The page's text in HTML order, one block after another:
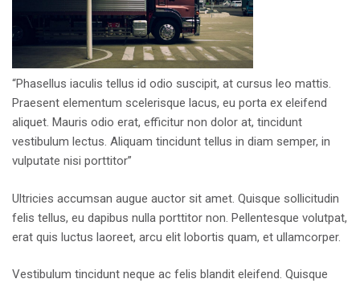
“Phasellus iaculis tellus id odio suscipit, at cursus leo mattis.
Praesent elementum scelerisque lacus, eu porta ex eleifend
aliquet. Mauris odio erat, efficitur non dolor at, tincidunt
vestibulum lectus. Aliquam tincidunt tellus in diam semper, in
vulputate nisi porttitor”
Ultricies accumsan augue auctor sit amet. Quisque sollicitudin
felis tellus, eu dapibus nulla porttitor non. Pellentesque volutpat,
erat quis luctus laoreet, arcu elit lobortis quam, et ullamcorper.
Vestibulum tincidunt neque ac felis blandit eleifend. Quisque